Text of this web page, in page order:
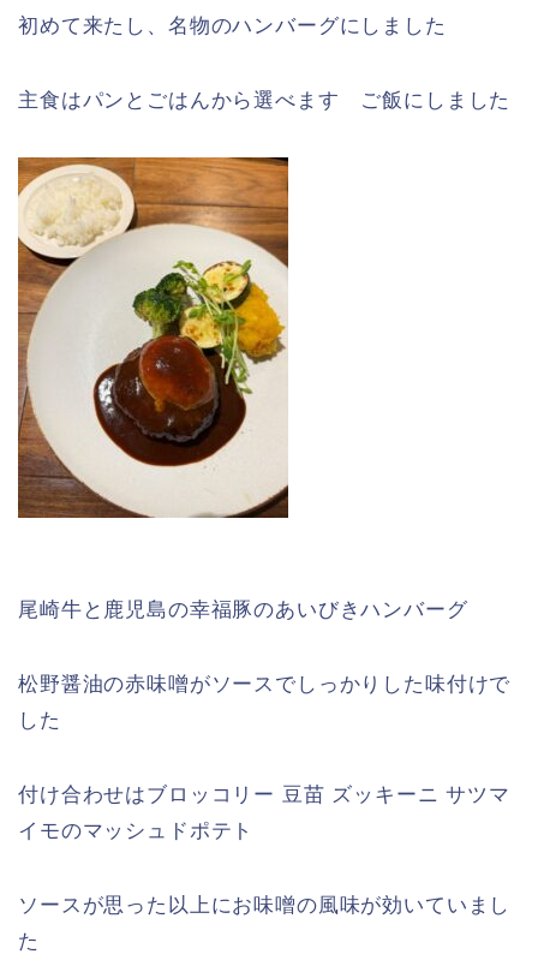
初めて来たし、名物のハンバーグにしました
主食はパンとごはんから選べます ご飯にしました
尾崎牛と鹿児島の幸福豚のあいびきハンバーグ
松野醤油の赤味噌がソースでしっかりした味付けで
した
付け合わせはブロッコリー 豆苗 ズッキーニ サツマ
イモのマッシュドポテト
ソースが思った以上にお味噌の風味が効いていまし
た